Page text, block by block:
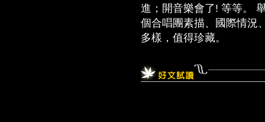
進；開音樂會了! 等等。
個合唱團素描、國際情況
多樣，值得珍藏。